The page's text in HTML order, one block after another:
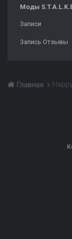
Моды
Записи
Запись Отзывы
Главная